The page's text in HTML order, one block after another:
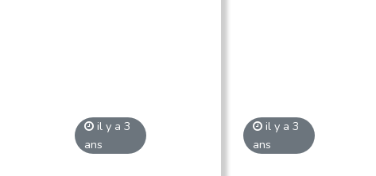
il y a 3
ans
il y a 3
ans